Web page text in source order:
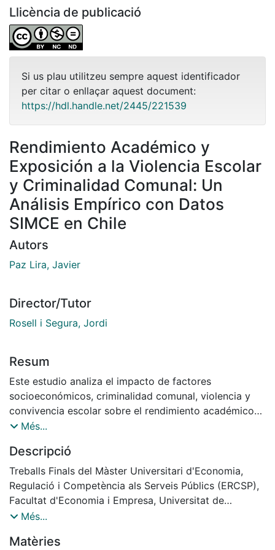
Llicència de publicació
Si us plau utilitzeu sempre aquest identificador
per citar o enllaçar aquest document:
https://hdl.handle.net/2445/221539
Rendimiento Académico y
Exposición a la Violencia Escolar
y Criminalidad Comunal: Un
Análisis Empírico con Datos
SIMCE en Chile
Autors
Paz Lira, Javier
Director/Tutor
Rosell i Segura, Jordi
Resum
Este estudio analiza el impacto de factores
socioeconómicos, criminalidad comunal, violencia y
convivencia escolar sobre el rendimiento académico
de estudiantes de segundo medio —equivalente al 10º
colegios de Santiago de Chile. El rendimiento
académico se mide a través del promedio de los
puntajes obtenidos en la prueba SIMCE de Lenguaje y
Comunicación y Matemáticas, a nivel de
establecimiento educacional. El análisis se basa en
años 2018 y 2023, utilizando modelos econométricos
Més...
Descripció
Treballs Finals del Màster Universitari d'Economia,
Regulació i Competència als Serveis Públics (ERCSP),
Facultat d'Economia i Empresa, Universitat de
Barcelona, Curs: 2024-2025. Tutor: Jordi Rosell
Més...
Matèries